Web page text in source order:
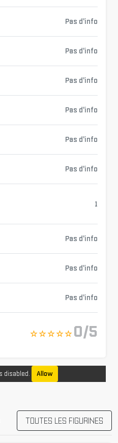
Pas d'info
Pas d'info
Pas d'info
Pas d'info
Pas d'info
Pas d'info
1
Pas d'info
Pas d'info
Pas d'info
☆ ☆ ☆ ☆ ☆ 0/5
disabled. Allow
TOUTES LES FIGURINES